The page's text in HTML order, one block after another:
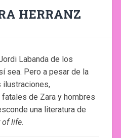
HERRANZ
Labanda de los
sea. Pero a pesar de la
ilustraciones,
de Zara y hombres
una literatura de
of life.